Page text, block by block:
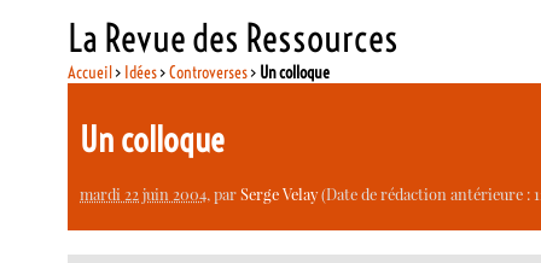
La Revue des Ressources
Accueil> Idées>Controverses> Un colloque
Un colloque
mardi 22 juin 2004, parSerge Velay(Date de rédaction antérieure :